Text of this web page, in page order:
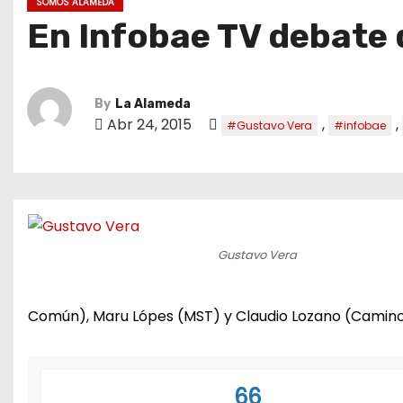
En Infobae TV
By La Alameda
Abr 24, 2015 #Gustavo Vera , #infobae ,
Gustavo Vera
Común), Maru Lópes (MST) y Claudio Lozano